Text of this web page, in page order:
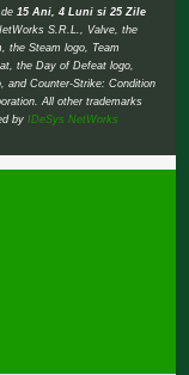
de15 Ani, 4 Luni si 25 Zile
S.R.L., Valve, the
the Steam logo, Team
the Day of Defeat logo,
and Counter-Strike: Condition
All other trademarks
byIDeSys NetWorks